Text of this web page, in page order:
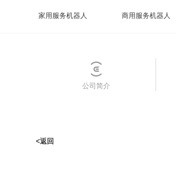
家用服务机器人 商用服务机器人
公司简介
<返回